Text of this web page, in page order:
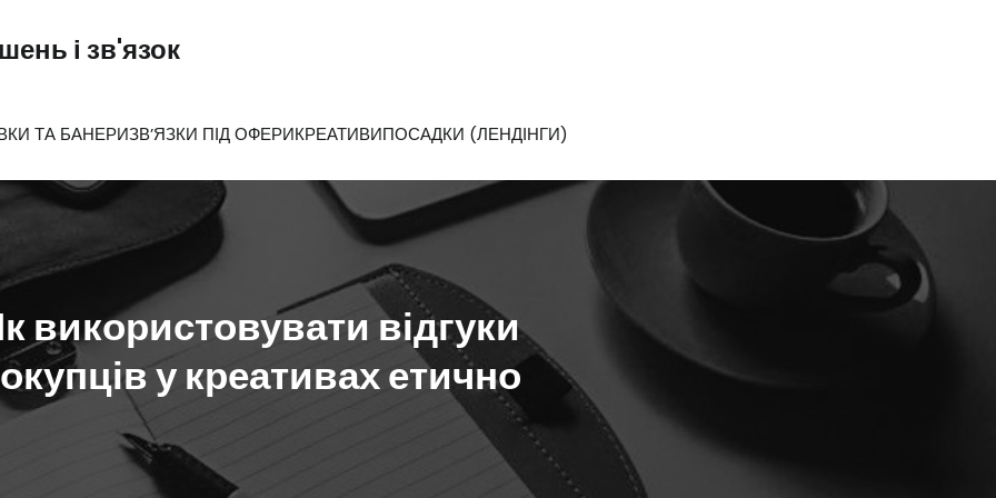
і зв'язок
ТА БАНЕРИЗВ’ЯЗКИ ПІД ОФЕРИКРЕАТИВИПОСАДКИ (ЛЕНДІНГИ)
використовувати відгуки
у креативах етично